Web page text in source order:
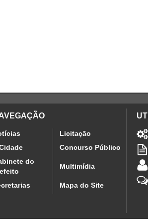
Licitação
Concurso Público
do
Multimídia
Mapa do Site